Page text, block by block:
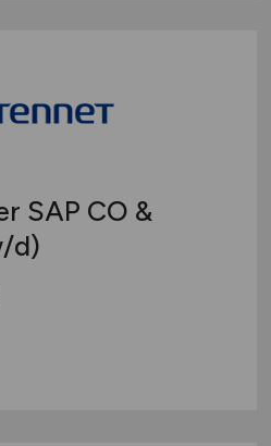
SAP CO &
d)